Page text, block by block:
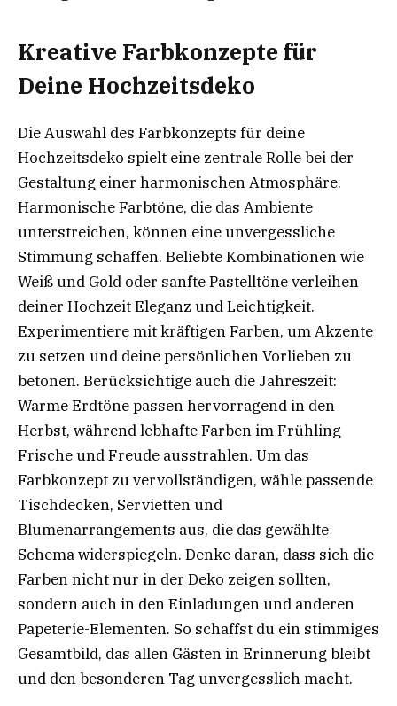
Kreative Farbkonzepte für
Deine Hochzeitsdeko
Die Auswahl des Farbkonzepts für deine
Hochzeitsdeko spielt eine zentrale Rolle bei der
Gestaltung einer harmonischen Atmosphäre.
Harmonische Farbtöne, die das Ambiente
unterstreichen, können eine unvergessliche
Stimmung schaffen. Beliebte Kombinationen wie
Weiß und Gold oder sanfte Pastelltöne verleihen
deiner Hochzeit Eleganz und Leichtigkeit.
Experimentiere mit kräftigen Farben, um Akzente
zu setzen und deine persönlichen Vorlieben zu
betonen. Berücksichtige auch die Jahreszeit:
Warme Erdtöne passen hervorragend in den
Herbst, während lebhafte Farben im Frühling
Frische und Freude ausstrahlen. Um das
Farbkonzept zu vervollständigen, wähle passende
Tischdecken, Servietten und
Blumenarrangements aus, die das gewählte
Schema widerspiegeln. Denke daran, dass sich die
Farben nicht nur in der Deko zeigen sollten,
sondern auch in den Einladungen und anderen
Papeterie-Elementen. So schaffst du ein stimmiges
Gesamtbild, das allen Gästen in Erinnerung bleibt
und den besonderen Tag unvergesslich macht.